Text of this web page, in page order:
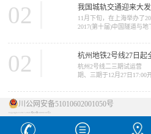
席了总结会，来自西北、
集团职能部门的全体员工
我国城轨交通迎来大
总里程近4000公里
02
11月下旬，在上海举办了
2017(第十届)中国隧道与
会和论坛，都发出一个信
发展极为迅速的时期。【
道...
杭州地铁2号线27日起
02
杭州2号线二三期试运营
期、三期于12月27日17:00
三射”中的主轴，全线起...
川公网安备51010602001050号
Copyright © 2017-2020 蜀ICP备18009189号-1